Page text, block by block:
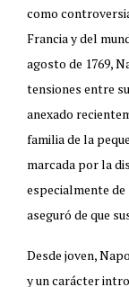
como
Francia y del
agosto de 1769,
tensiones entre
anexado
familia de la
marcada por la
especialmente de
aseguró de que
Desde joven,
y un carácter